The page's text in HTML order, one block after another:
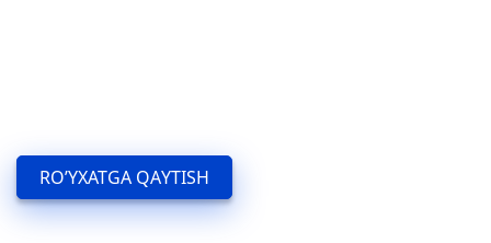
RO’YXATGA QAYTISH